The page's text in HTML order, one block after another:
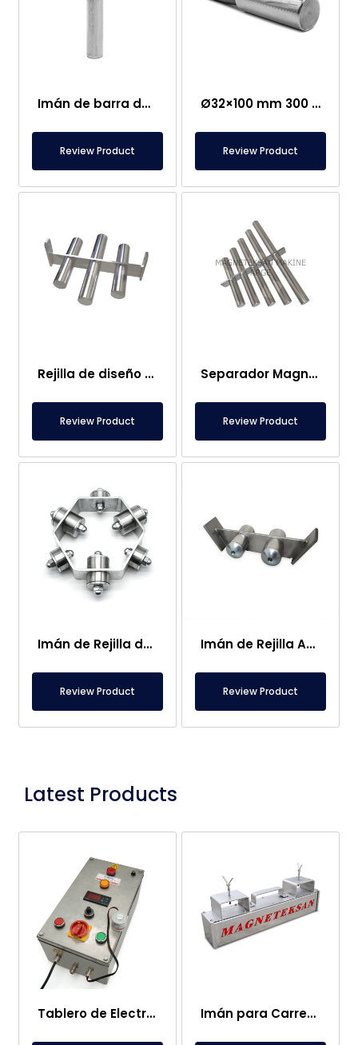
Imán de barra de ferrita de Ø32×150 mm 300 Óxido
Review Product
Ø32×100 mm 300 Imán de varilla de ferrita de óxido
Review Product
Rejilla de diseño personalizado Neodimio, Imán separador de metal de 3 barras
Review Product
Separador Magnético en Forma de Cruz de Diseño Especial
Review Product
Imán de Rejilla de Neodimio de 6 Esquinas – Diseño Personalizado
Review Product
Imán de Rejilla Adecuado para Tolvas Cónicas
Review Product
Latest Products
Tablero de Electroimanes Imán para Carretilla Elevadora – Completamente Inoxidable – 10 cm Distancia Efectiva – Fácil Liberación con Asa